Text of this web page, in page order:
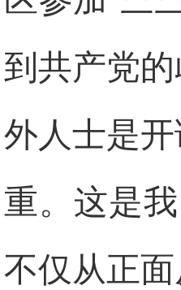
到共产党
外人士是
重。这是
不仅从正